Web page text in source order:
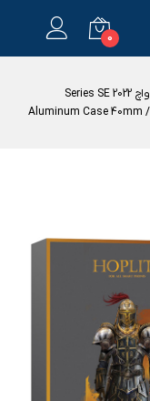
0
بند هاپلایت مدل 5Bead LUX HL مناسب برای اپل واچ Series SE 2022
Aluminum Case 40mm